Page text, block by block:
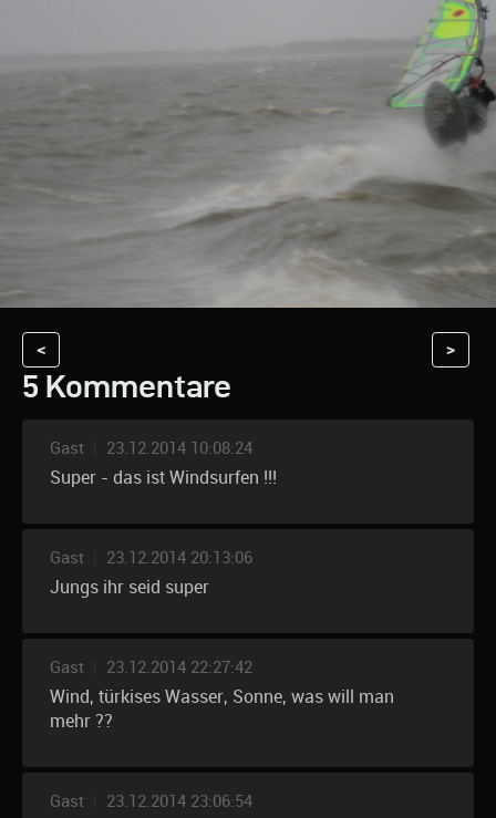
< >
5 Kommentare
Gast 23.12.2014 10:08:24
Super - das ist Windsurfen !!!
Gast 23.12.2014 20:13:06
Jungs ihr seid super
Gast 23.12.2014 22:27:42
Wind, türkises Wasser, Sonne, was will man
mehr ??
Gast 23.12.2014 23:06:54